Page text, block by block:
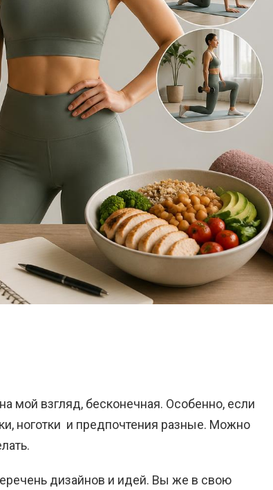
мой взгляд, бесконечная. Особенно, если
ноготки и предпочтения разные. Можно
дизайнов и идей. Вы же в свою